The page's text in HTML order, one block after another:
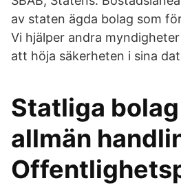
av staten ägda bolag som
Vi hjälper andra
att höja säkerheten i sina
Statliga
allmän